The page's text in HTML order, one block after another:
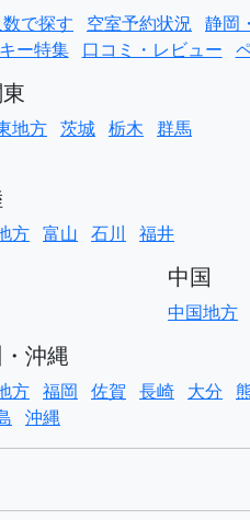
で探す 空室予約状況 静岡
ー特集 口コミ・レビュー
地方 茨城 栃木 群馬
方 富山 石川 福井
中国
中国地方
沖縄
方 福岡 佐賀 長崎 大分
沖縄